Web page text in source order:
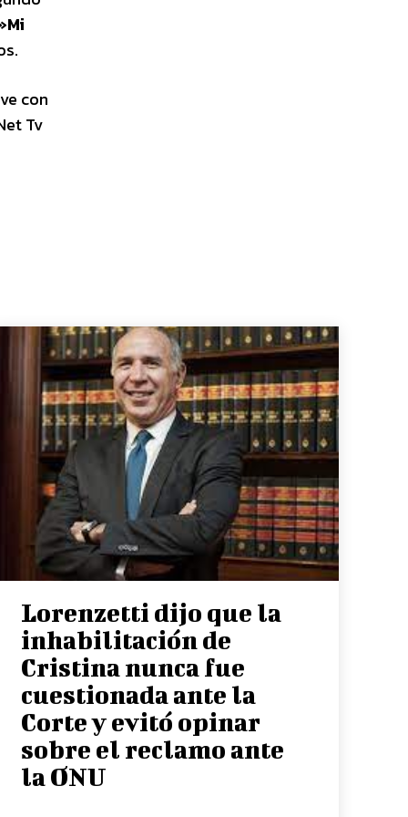
con
Tv
Lorenzetti dijo que la
inhabilitación de
Cristina nunca fue
cuestionada ante la
Corte y evitó opinar
sobre el reclamo ante
la ONU